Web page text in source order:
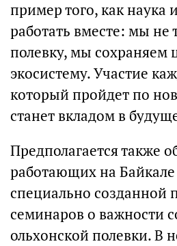
пример того, как наука
работать вместе: мы не
полевку, мы сохраняем
экосистему. Участие
который пройдет по
станет вкладом в
Предполагается также
работающих на Байкале
специально созданной
семинаров о важности
ольхонской полевки. В